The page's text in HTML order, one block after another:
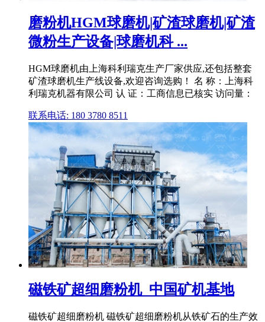
磨粉机HGM球磨机|矿渣球磨机|矿渣
微粉生产设备|球磨机科 ...
HGM球磨机由上海科利瑞克生产厂家供应,还包括整套
矿渣球磨机生产线设备,欢迎咨询选购！ 名 称：上海科
利瑞克机器有限公司 认 证：工商信息已核实 访问量：
联系电话: 180 3780 8511
磁铁矿超细磨粉机_中国矿机基地
磁铁矿超细磨粉机 磁铁矿超细磨粉机从铁矿石的生产效